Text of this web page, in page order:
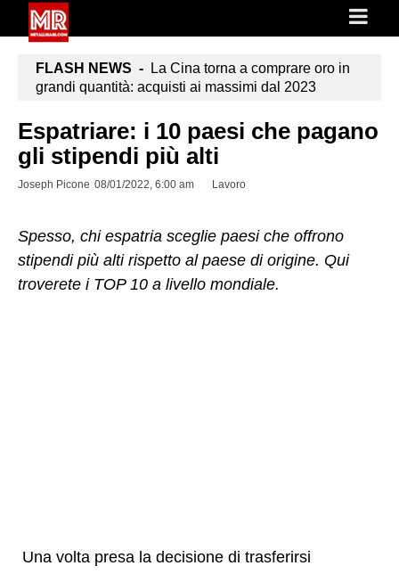
FLASH NEWS - La Cina torna a comprare oro in
grandi quantità: acquisti ai massimi dal 2023
Espatriare: i 10 paesi che pagano
gli stipendi più alti
Joseph Picone 08/01/2022, 6:00 am Lavoro
Spesso, chi espatria sceglie paesi che offrono
stipendi più alti rispetto al paese di origine. Qui
troverete i TOP 10 a livello mondiale.
Una volta presa la decisione di trasferirsi